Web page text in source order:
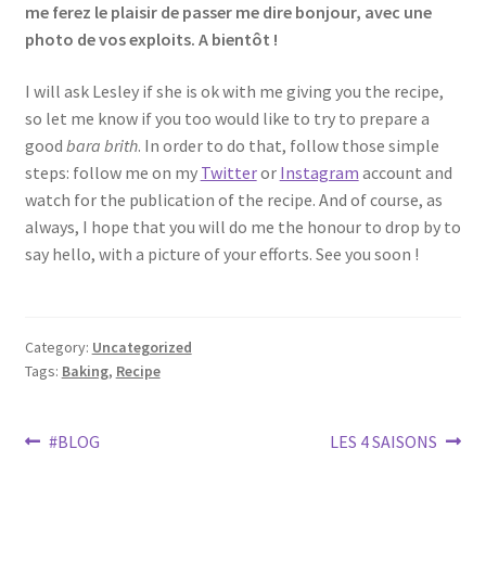
me ferez le plaisir de passer me dire bonjour, avec une
photo de vos exploits. A bientôt !
I will ask Lesley if she is ok with me giving you the recipe,
so let me know if you too would like to try to prepare a
good bara brith. In order to do that, follow those simple
steps: follow me on my Twitteror Instagram account and
watch for the publication of the recipe. And of course, as
always, I hope that you will do me the honour to drop by to
say hello, with a picture of your efforts. See you soon !
Category: Uncategorized
Tags: Baking, Recipe
Post
Previous
#BLOG
Next
LES 4 SAISONS